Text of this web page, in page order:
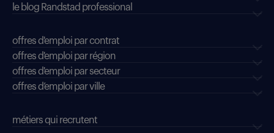
le blog Randstad professional
offres d'emploi par contrat
offres d'emploi par région
offres d'emploi par secteur
offres d’emploi par ville
métiers qui recrutent